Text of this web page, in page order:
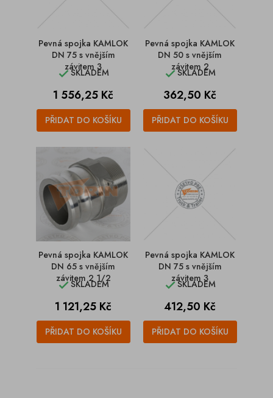
Pevná spojka KAMLOK
DN 75 s vnějším
závitem 3
SKLADEM
Cena
1 556,25 Kč
PŘIDAT DO KOŠÍKU
Pevná spojka KAMLOK
DN 50 s vnějším
závitem 2
SKLADEM
Cena
362,50 Kč
PŘIDAT DO KOŠÍKU
Pevná spojka KAMLOK
DN 65 s vnějším
závitem 2 1/2
SKLADEM
Cena
1 121,25 Kč
PŘIDAT DO KOŠÍKU
Pevná spojka KAMLOK
DN 75 s vnějším
závitem 3
SKLADEM
Cena
412,50 Kč
PŘIDAT DO KOŠÍKU